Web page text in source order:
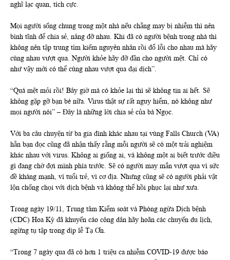
nghĩ lạc quan, tích cực.
Mọi người sống chung trong một nhà nếu chẳng may bị nhiễm thì nên
bình tĩnh để chia sẻ, nâng đỡ nhau. Khi đã có người bệnh trong nhà thì
không nên tập trung tìm kiếm nguyên nhân rồi đổ lỗi cho nhau mà hãy
cùng nhau vượt qua. Người khỏe hãy đỡ đần cho người mệt. Chỉ có
như vậy mới có thể cùng nhau vượt qua đại dịch”.
“Quá mệt mỏi rồi! Bây giờ mà có khỏe lại thì sẽ không tin ai hết. Sẽ
không gặp gỡ bạn bè nữa. Virus thật sự rất nguy hiểm, nó không như
mọi người nói” – Đây là những lời chia sẻ của bà Ngọc.
Với ba câu chuyện từ ba gia đình khác nhau tại vùng Falls Church (VA)
hẳn bạn đọc cũng đã nhận thấy rằng mỗi người sẽ có một trải nghiệm
khác nhau với virus. Không ai giống ai, và không một ai biết trước điều
gì đang chờ đợi mình phía trước. Sẽ có người may mắn vượt qua vì sức
đề kháng mạnh, vì tuổi trẻ, vì cơ địa. Nhưng cũng sẽ có người phải vật
lộn chống chọi với dịch bệnh và không thể hồi phục lại như xưa.
Trong ngày 19/11, Trung tâm Kiểm soát và Phòng ngừa Dịch bệnh
(CDC) Hoa Kỳ đã khuyến cáo công dân hãy hoãn các chuyến du lịch,
ngừng tụ tập trong dịp lễ Tạ Ơn.
“Trong 7 ngày qua đã có hơn 1 triệu ca nhiễm COVID-19 được báo